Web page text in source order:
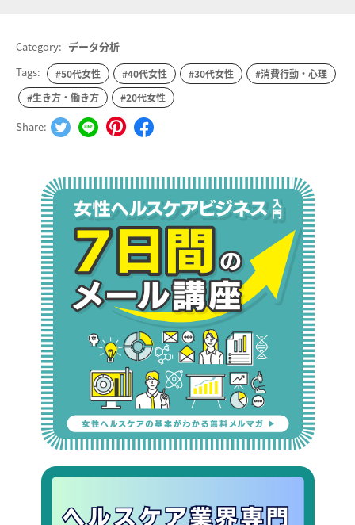
Category: データ分析
Tags:
#50代女性 #40代女性 #30代女性
#消費行動・心理
#生き方・働き方
#20代女性
Share: